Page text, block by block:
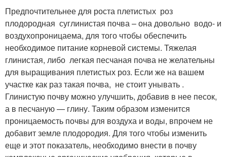
Предпочтительнее для роста плетистых роз
плодородная суглинистая почва – она довольно водо- и
воздухопроницаема, для того чтобы обеспечить
необходимое питание корневой системы. Тяжелая
глинистая, либо легкая песчаная почва не желательны
для выращивания плетистых роз. Если же на вашем
участке как раз такая почва, не стоит унывать .
Глинистую почву можно улучшить, добавив в нее песок,
а в песчаную — глину. Таким образом изменится
проницаемость почвы для воздуха и воды, впрочем не
добавит земле плодородия. Для того чтобы изменить
еще и этот показатель, необходимо внести в почву